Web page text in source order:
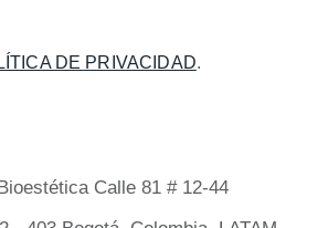
DE PRIVACIDAD.
Calle 81 # 12-44